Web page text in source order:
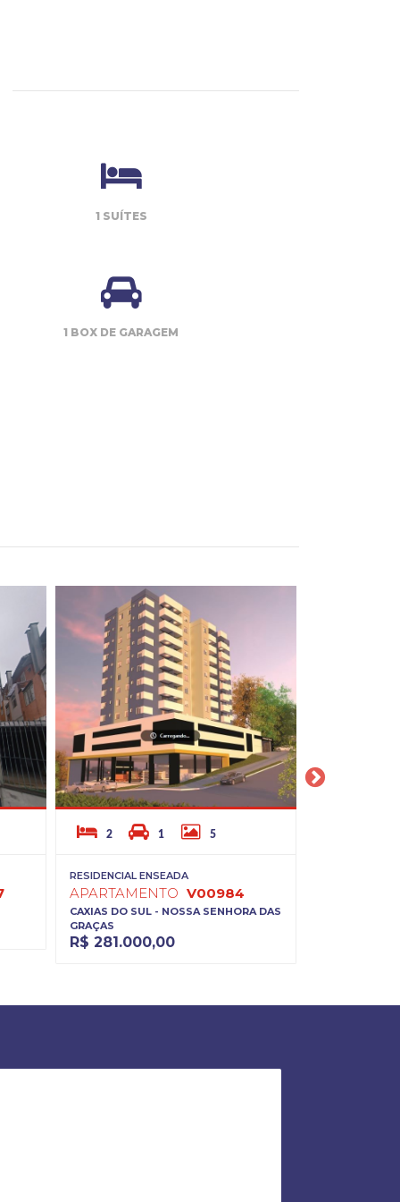
1 SUÍTES
1 BOX DE GARAGEM
2 1 5
RESIDENCIAL ENSEADA
APARTAMENTO V00984
CAXIAS DO SUL - NOSSA SENHORA DAS
GRAÇAS
R$ 281.000,00